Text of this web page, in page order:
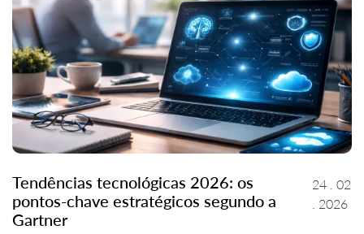
Tendências tecnológicas 2026: os
pontos-chave estratégicos segundo a
Gartner
24 . 02
. 2026